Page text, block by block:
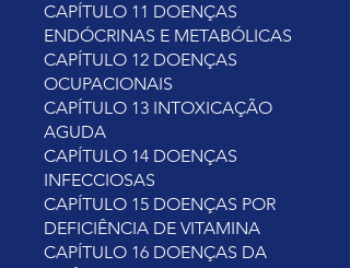
CAPÍTULO 11 DOENÇAS
ENDÓCRINAS E METABÓLICAS
CAPÍTULO 12 DOENÇAS
OCUPACIONAIS
CAPÍTULO 13 INTOXICAÇÃO
AGUDA
CAPÍTULO 14 DOENÇAS
INFECCIOSAS
CAPÍTULO 15 DOENÇAS POR
DEFICIÊNCIA DE VITAMINA
CAPÍTULO 16 DOENÇAS DA